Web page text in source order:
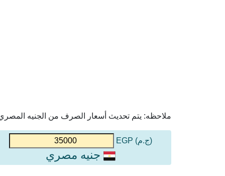
ملاحظه: يتم تحديث أسعار الصرف من الجنيه المصري
(ج.م) EGP
جنيه مصري